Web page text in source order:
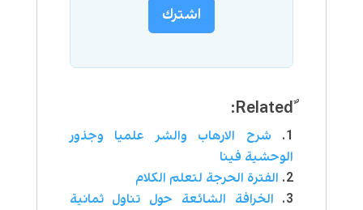
اشترك
ٌRelated:
شرح الارهاب والشر علميا وجذور
الوحشية فينا
الفترة الحرجة لتعلم الكلام
الخرافة الشائعة حول تناول ثمانية